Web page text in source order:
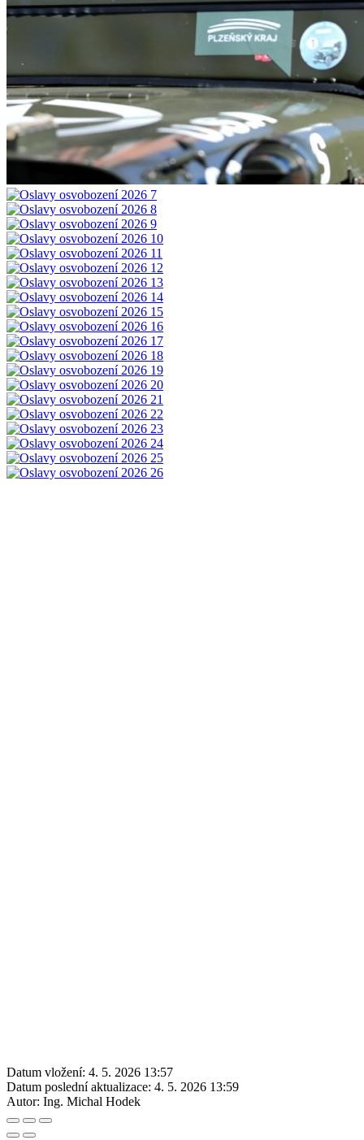
Datum vložení: 4. 5. 2026 13:57
Datum poslední aktualizace: 4. 5. 2026 13:59
Autor: Ing. Michal Hodek